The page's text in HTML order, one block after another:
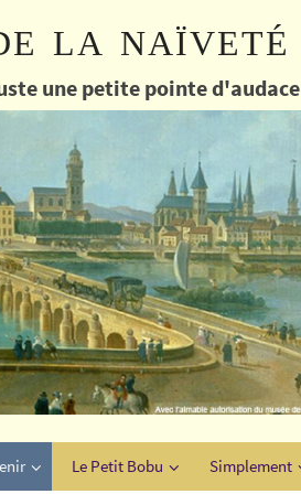
la naïveté
une petite pointe d'audace
Le Petit Bobu Simplement